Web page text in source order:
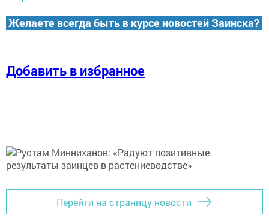
Желаете всегда быть в курсе новостей Заинска?
Добавить в избранное
Перейти на страницу новости